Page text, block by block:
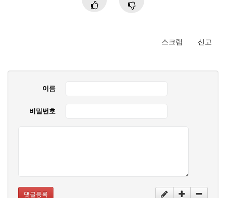
스크랩 신고
이름
비밀번호
댓글등록